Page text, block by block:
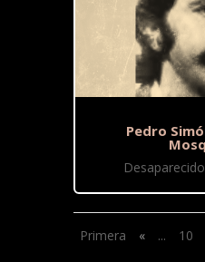
Pedro
Primera « ... 10